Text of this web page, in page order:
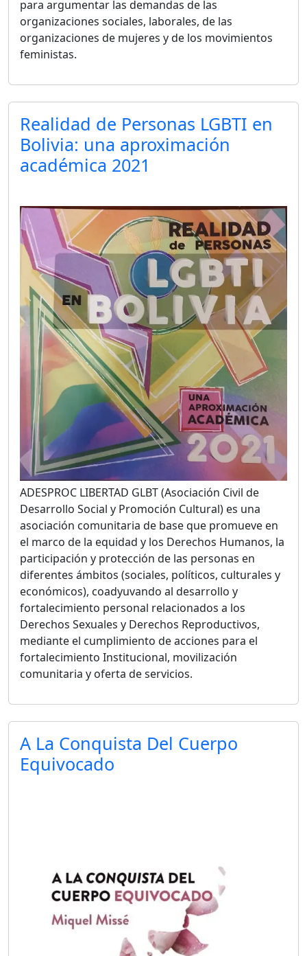
para argumentar las demandas de las
organizaciones sociales, laborales, de las
organizaciones de mujeres y de los movimientos
feministas.
Realidad de Personas LGBTI en
Bolivia: una aproximación
académica 2021
ADESPROC LIBERTAD GLBT (Asociación Civil de
Desarrollo Social y Promoción Cultural) es una
asociación comunitaria de base que promueve en
el marco de la equidad y los Derechos Humanos, la
participación y protección de las personas en
diferentes ámbitos (sociales, políticos, culturales y
económicos), coadyuvando al desarrollo y
fortalecimiento personal relacionados a los
Derechos Sexuales y Derechos Reproductivos,
mediante el cumplimiento de acciones para el
fortalecimiento Institucional, movilización
comunitaria y oferta de servicios.
A La Conquista Del Cuerpo
Equivocado